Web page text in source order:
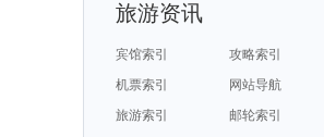
旅游资讯
宾馆索引
攻略索引
机票索引
网站导航
旅游索引
邮轮索引